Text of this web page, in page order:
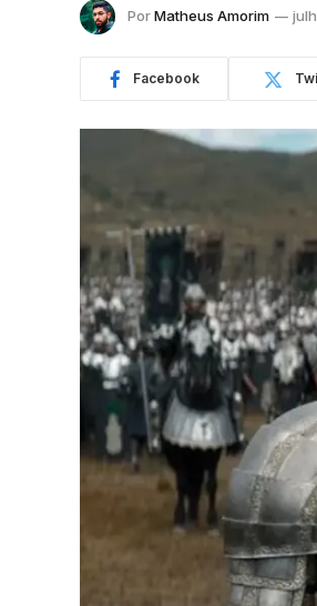
PorMatheus Amorim
Facebook